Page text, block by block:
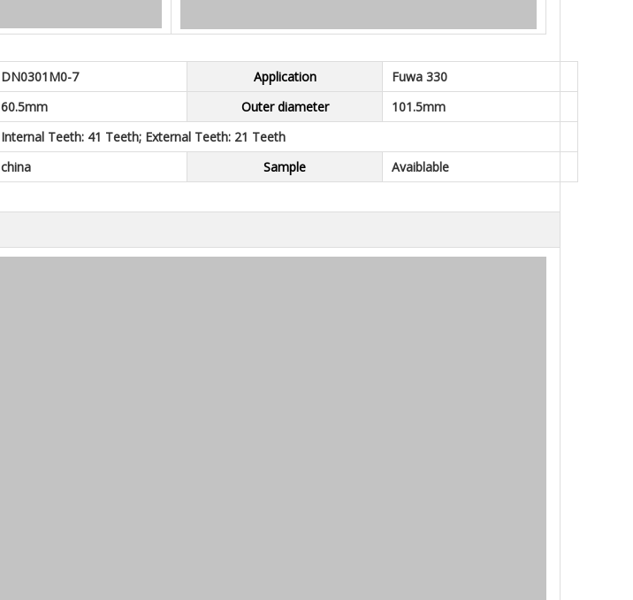
DN0301M0-7 Application
Fuwa 330
60.5mm Outer diameter
101.5mm
Internal Teeth: 41 Teeth; External Teeth: 21 Teeth
china Sample Avaiblable